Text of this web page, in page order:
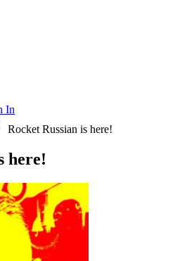
In
Rocket Russian is here!
here!